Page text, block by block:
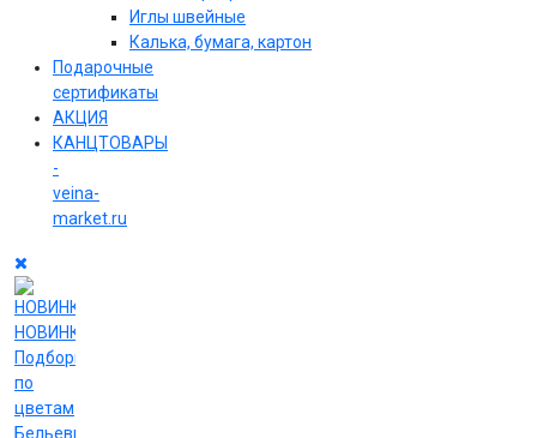
Иглы швейные
Калька, бумага, картон
Подарочные
сертификаты
АКЦИЯ
КАНЦТОВАРЫ
-
veina-
market.ru
НОВИНКИ
Подборки
по
цветам
Бельевые